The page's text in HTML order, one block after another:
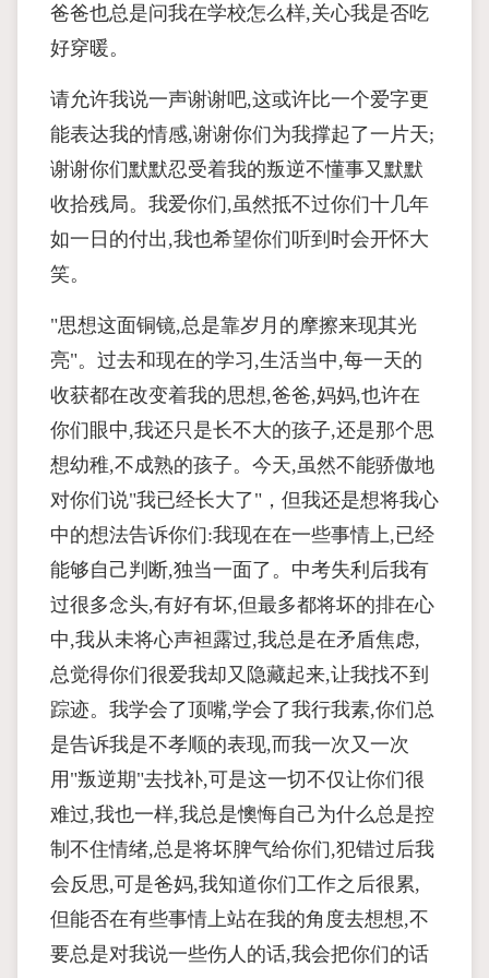
爸爸也总是问我在学校怎么样,关心我是否吃
好穿暖。
请允许我说一声谢谢吧,这或许比一个爱字更
能表达我的情感,谢谢你们为我撑起了一片天;
谢谢你们默默忍受着我的叛逆不懂事又默默
收拾残局。我爱你们,虽然抵不过你们十几年
如一日的付出,我也希望你们听到时会开怀大
笑。
"思想这面铜镜,总是靠岁月的摩擦来现其光
亮"。过去和现在的学习,生活当中,每一天的
收获都在改变着我的思想,爸爸,妈妈,也许在
你们眼中,我还只是长不大的孩子,还是那个思
想幼稚,不成熟的孩子。今天,虽然不能骄傲地
对你们说"我已经长大了"，但我还是想将我心
中的想法告诉你们:我现在在一些事情上,已经
能够自己判断,独当一面了。中考失利后我有
过很多念头,有好有坏,但最多都将坏的排在心
中,我从未将心声袒露过,我总是在矛盾焦虑,
总觉得你们很爱我却又隐藏起来,让我找不到
踪迹。我学会了顶嘴,学会了我行我素,你们总
是告诉我是不孝顺的表现,而我一次又一次
用"叛逆期"去找补,可是这一切不仅让你们很
难过,我也一样,我总是懊悔自己为什么总是控
制不住情绪,总是将坏脾气给你们,犯错过后我
会反思,可是爸妈,我知道你们工作之后很累,
但能否在有些事情上站在我的角度去想想,不
要总是对我说一些伤人的话,我会把你们的话